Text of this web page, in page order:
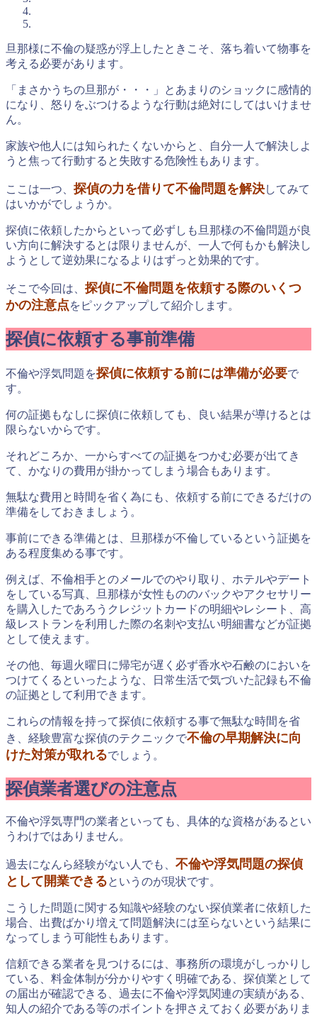
旦那様に不倫の疑惑が浮上したときこそ、落ち着いて物事を
考える必要があります。
「まさかうちの旦那が・・・」とあまりのショックに感情的
になり、怒りをぶつけるような行動は絶対にしてはいけませ
ん。
家族や他人には知られたくないからと、自分一人で解決しよ
うと焦って行動すると失敗する危険性もあります。
ここは一つ、 探偵の力を借りて不倫問題を解決してみて
はいかがでしょうか。
探偵に依頼したからといって必ずしも旦那様の不倫問題が良
い方向に解決するとは限りませんが、一人で何もかも解決し
ようとして逆効果になるよりはずっと効果的です。
そこで今回は、 探偵に不倫問題を依頼する際のいくつ
かの注意点をピックアップして紹介します。
探偵に依頼する事前準備
不倫や浮気問題を探偵に依頼する前には準備が必要で
す。
何の証拠もなしに探偵に依頼しても、良い結果が導けるとは
限らないからです。
それどころか、一からすべての証拠をつかむ必要が出てき
て、かなりの費用が掛かってしまう場合もあります。
無駄な費用と時間を省く為にも、依頼する前にできるだけの
準備をしておきましょう。
事前にできる準備とは、旦那様が不倫しているという証拠を
ある程度集める事です。
例えば、不倫相手とのメールでのやり取り、ホテルやデート
をしている写真、旦那様が女性もののバックやアクセサリー
を購入したであろうクレジットカードの明細やレシート、高
級レストランを利用した際の名刺や支払い明細書などが証拠
として使えます。
その他、毎週火曜日に帰宅が遅く必ず香水や石鹸のにおいを
つけてくるといったような、日常生活で気づいた記録も不倫
の証拠として利用できます。
これらの情報を持って探偵に依頼する事で無駄な時間を省
き、経験豊富な探偵のテクニックで不倫の早期解決に向
けた対策が取れるでしょう。
探偵業者選びの注意点
不倫や浮気専門の業者といっても、具体的な資格があるとい
うわけではありません。
過去になんら経験がない人でも、 不倫や浮気問題の探偵
として開業できるというのが現状です。
こうした問題に関する知識や経験のない探偵業者に依頼した
場合、出費ばかり増えて問題解決には至らないという結果に
なってしまう可能性もあります。
信頼できる業者を見つけるには、事務所の環境がしっかりし
ている、料金体制が分かりやすく明確である、探偵業として
の届出が確認できる、過去に不倫や浮気関連の実績がある、
知人の紹介である等のポイントを押さえておく必要がありま